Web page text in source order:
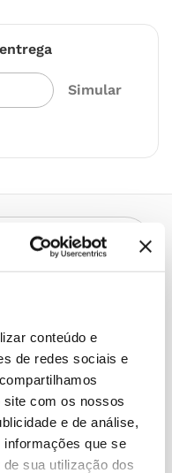
conteúdo e
de redes sociais e
com os nossos
e de análise,
que se
sua utilização dos